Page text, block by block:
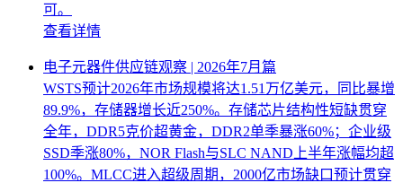
可。
查看详情
电子元器件供应链观察 | 2026年7月篇
WSTS预计2026年市场规模将达1.51万亿美元，同比暴增
89.9%，存储器增长近250%。存储芯片结构性短缺贯穿
全年，DDR5克价超黄金，DDR2单季暴涨60%；企业级
SSD季涨80%，NOR Flash与SLC NAND上半年涨幅均超
100%。MLCC进入超级周期，2000亿市场缺口预计贯穿